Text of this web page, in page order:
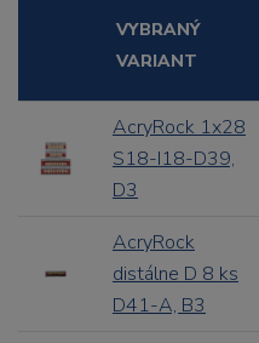
VYBRANÝ
VARIANT
AcryRock 1x28
S18-I18-D39,
D3
AcryRock
distálne D 8 ks
D41-A, B3